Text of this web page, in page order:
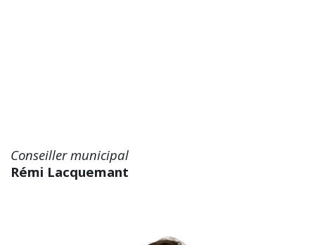
Conseiller municipal
Rémi Lacquemant